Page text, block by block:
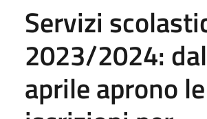
Servizi
2023/2024:
aprile aprono le